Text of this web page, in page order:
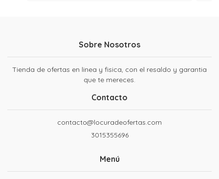
Sobre Nosotros
Tienda de ofertas en linea y fisica, con el resaldo y garantia
que te mereces.
Contacto
contacto@locuradeofertas.com
3015355696
Menú